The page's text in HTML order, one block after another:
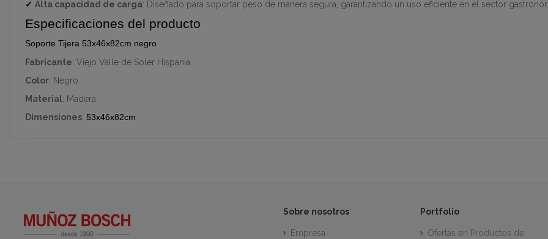
✓ Alta capacidad de carga: Diseñado para soportar peso de manera segura, garantizando un uso eficiente en el sector
Especificaciones del producto
Soporte Tijera 53x46x82cm negro
Fabricante: Viejo Valle de Soler Hispania.
Color: Negro
Material: Madera
Dimensiones: 53x46x82cm
Sobre nosotros
Empresa
Portfolio
Ofertas en Productos de